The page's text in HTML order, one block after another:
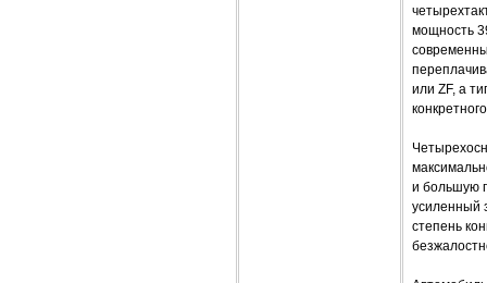
мощность
или ZF, а
и большую
усиленный
степень